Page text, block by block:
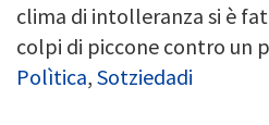
clima di intolleranza si è
colpi di piccone contro un
Polìtica, Sotziedadi